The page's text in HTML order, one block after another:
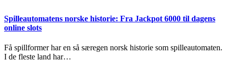
Spilleautomatens norske historie: Fra Jackpot 6000 til dagens
online slots
Få spillformer har en så særegen norsk historie som spilleautomaten.
I de fleste land har…